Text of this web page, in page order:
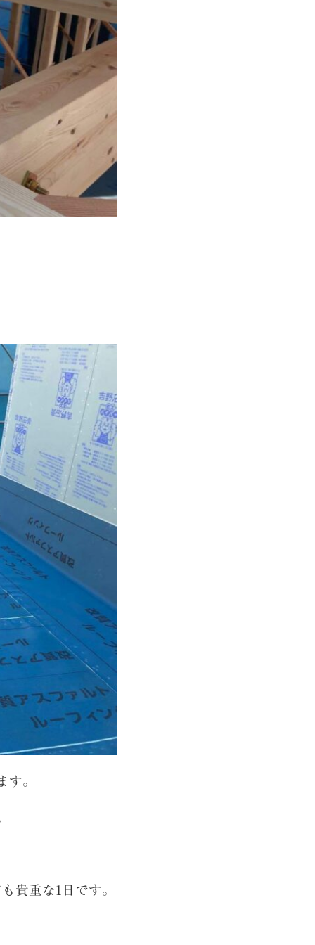
す。
貴重な1日です。